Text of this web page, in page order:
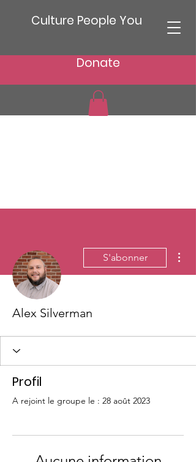
Culture People You
Donate
S'abonner
Alex Silverman
Profil
A rejoint le groupe le : 28 août 2023